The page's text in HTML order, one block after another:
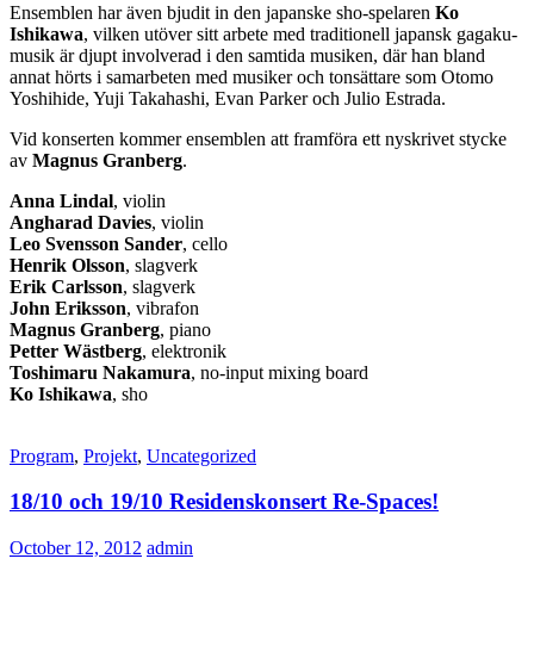
Ensemblen har även bjudit in den japanske sho-spelaren Ko
Ishikawa, vilken utöver sitt arbete med traditionell japansk gagaku-
musik är djupt involverad i den samtida musiken, där han bland
annat hörts i samarbeten med musiker och tonsättare som Otomo
Yoshihide, Yuji Takahashi, Evan Parker och Julio Estrada.
Vid konserten kommer ensemblen att framföra ett nyskrivet stycke
av Magnus Granberg.
Anna Lindal, violin
Angharad Davies, violin
Leo Svensson Sander, cello
Henrik Olsson, slagverk
Erik Carlsson, slagverk
John Eriksson, vibrafon
Magnus Granberg, piano
Petter Wästberg, elektronik
Toshimaru Nakamura, no-input mixing board
Ko Ishikawa, sho
Program, Projekt, Uncategorized
18/10 och 19/10 Residenskonsert Re-Spaces!
October 12, 2012 admin